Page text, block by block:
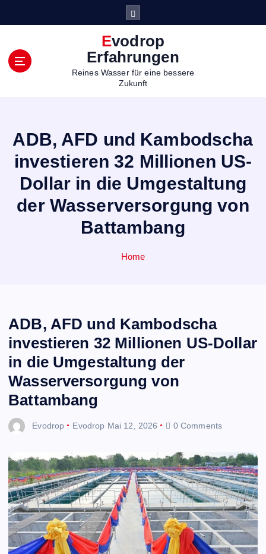
Evodrop
Erfahrungen
Reines Wasser für eine bessere
Zukunft
ADB, AFD und Kambodscha
investieren 32 Millionen US-
Dollar in die Umgestaltung
der Wasserversorgung von
Battambang
Home
ADB, AFD und Kambodscha
investieren 32 Millionen US-Dollar
in die Umgestaltung der
Wasserversorgung von
Battambang
Evodrop Evodrop Mai 12, 2026 0 Comments